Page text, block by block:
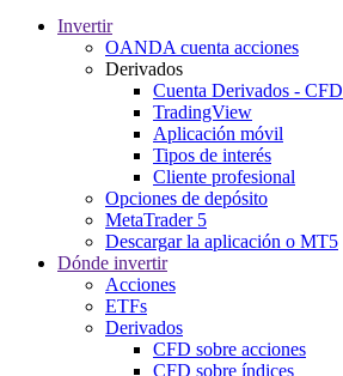
Invertir
OANDA cuenta acciones
Derivados
Cuenta Derivados - CFD
TradingView
Aplicación móvil
Tipos de interés
Cliente profesional
Opciones de depósito
MetaTrader 5
Descargar la aplicación o MT5
Dónde invertir
Acciones
ETFs
Derivados
CFD sobre acciones
CFD sobre índices